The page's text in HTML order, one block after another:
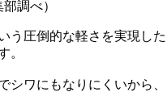
調べ）
う圧倒的な軽さを実現
。
シワにもなりにくいから